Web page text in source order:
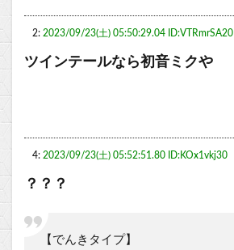
2: 2023/09/23(土) 05:50:29.04 ID:VTRmrSA20
ツインテールなら初音ミクや
4: 2023/09/23(土) 05:52:51.80 ID:KOx1vkj30
？？？
【でんきタイプ】